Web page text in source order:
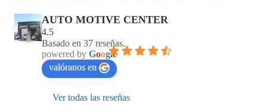
AUTO MOTIVE CENTER
4.5
Basado en 37 reseñas.
powered by Google
valóranos en
Ver todas las reseñas